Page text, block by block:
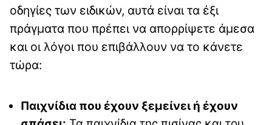
οδηγίες των ειδικών, αυτά είναι τα έξι
πράγματα που πρέπει να απορρίψετε άμεσα
και οι λόγοι που επιβάλλουν να το κάνετε
τώρα:
Παιχνίδια που έχουν ξεμείνει ή έχουν